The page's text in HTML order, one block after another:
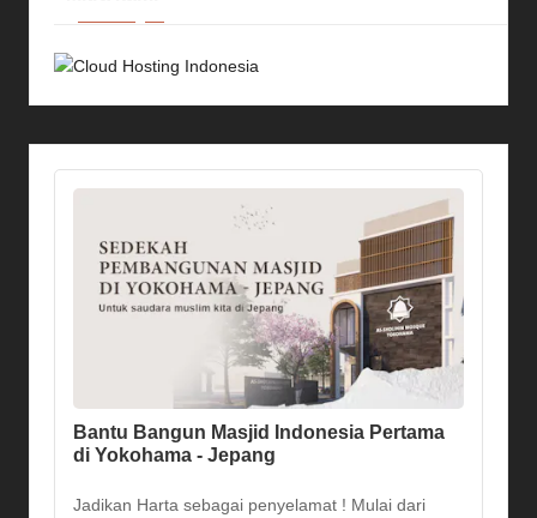
Bantu Bangun Masjid Indonesia Pertama
di Yokohama - Jepang
Jadikan Harta sebagai penyelamat ! Mulai dari